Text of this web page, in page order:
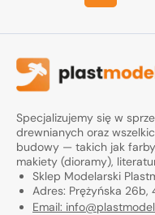
Specjalizujemy się w
drewnianych oraz
budowy — takich jak
makiety (dioramy),
Sklep Modelarski
Adres: Prężyńska
Email: